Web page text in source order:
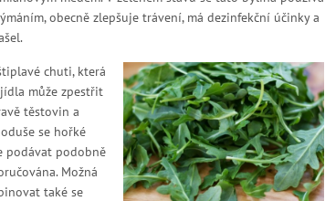
obecně zlepšuje trávení, má dezinfekční účinky a
chuti, která
může zpestřit
těstovin a
se hořké
podávat podobně
Možná
také se